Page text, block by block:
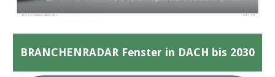
BRANCHENRADAR Fenster in DACH bis 2030